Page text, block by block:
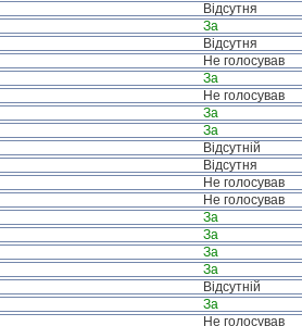
Відсутня
За
Відсутня
Не голосував
За
Не голосував
За
За
Відсутній
Відсутня
Не голосував
Не голосував
За
За
За
За
Відсутній
За
Не голосував